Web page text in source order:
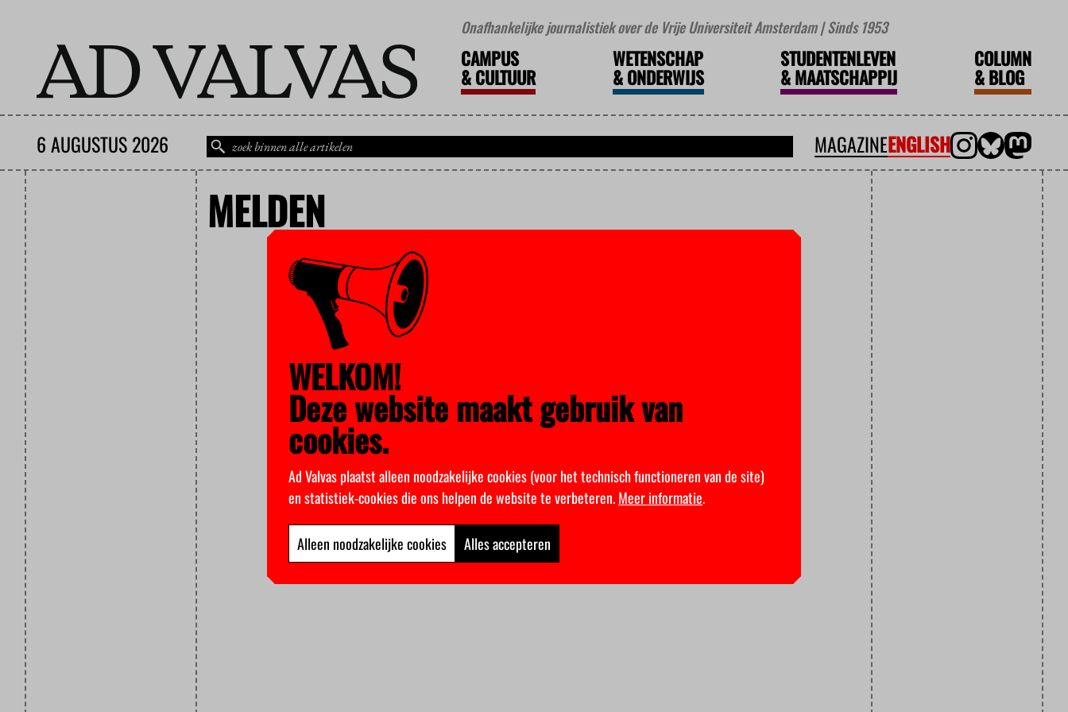
Onafhankelijke journalistiek over de Vrije Universiteit Amsterdam | Sinds 1953
CAMPUS
&CULTUUR
WETENSCHAP
&ONDERWIJS
STUDENTENLEVEN
&MAATSCHAPPIJ
COLUMN
&BLOG
6 AUGUSTUS 2026 MAGAZINEENGLISH
MELDEN
WELKOM!
Deze website maakt gebruik van
cookies.
Ad Valvas plaatst alleen noodzakelijke cookies (voor het technisch functioneren van de site)
en statistiek-cookies die ons helpen de website te verbeteren.Meer informatie.
Alleen noodzakelijke cookies Alles accepteren